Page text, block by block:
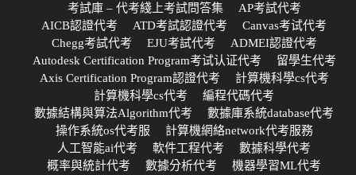
考試庫 – 代考綫上考試問答集
AP考試代考
AICB認證代考
ATD考試認證代考
Canvas考试代考
Chegg考試代考
EJU考試代考
ADMEI認證代考
Autodesk Certification Program考试认证代考
留學生代考
Axis Certification Program認證代考
計算機科學cs代考
計算機科學cs代考
編程代碼代考
數據結構與算法Algorithm代考
數據庫系統database代考
操作系統os代考服
計算機網絡network代考服務
人工智能ai代考
軟件工程代考
數據科學代考
概率與統計代考
數據分析代考
機器學習ML代考